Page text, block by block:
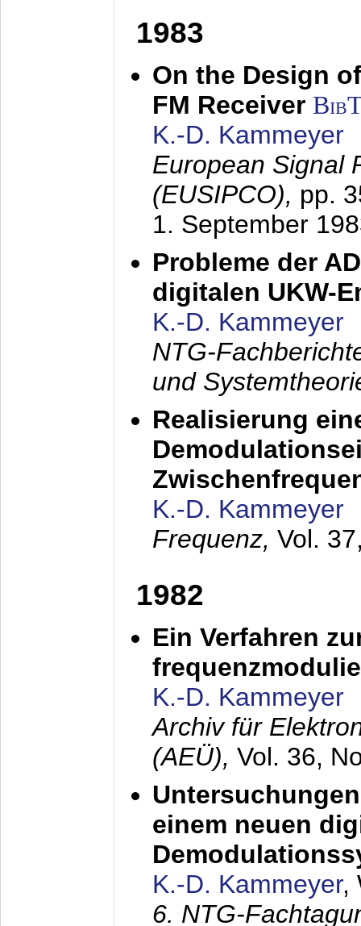
1983
On the Design
FM Receiver
K.-D. Kammeyer
European Signal
(EUSIPCO), pp.
1. September
Probleme der
digitalen UKW-
K.-D. Kammeyer
NTG-
und
Realisierung
K.-D. Kammeyer
Frequenz, Vol.
1982
Ein Verfahren
K.-D. Kammeyer
Archiv für
(AEÜ), Vol. 36,
einem neuen
K.-D. Kammeyer,
6. NTG-